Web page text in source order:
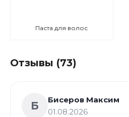
Паста для волос
Отзывы (73)
Б
Бисеров Максим
01.08.2026